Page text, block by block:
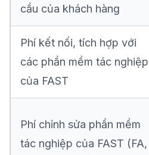
cầu của khách hàng
Phí kết nối, tích hợp với
các phần mềm tác nghiệp
của FAST
Phí chỉnh sửa phần mềm
tác nghiệp của FAST (FA,